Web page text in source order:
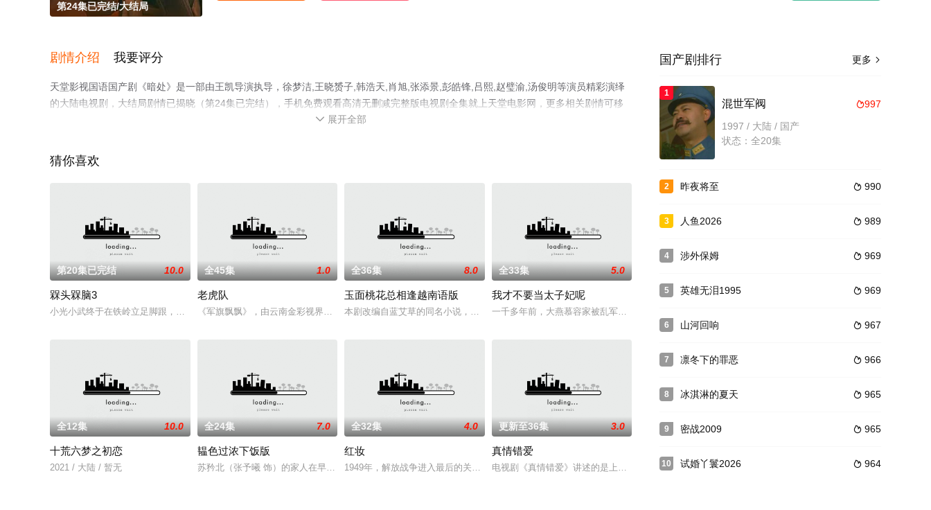
第24集已完结/大结局
剧情介绍 我要评分
天堂影视国语国产剧《暗处》是一部由王凯导演执导，徐梦洁,王晓赟子,韩浩天,肖旭,张添景,彭皓锋,吕熙,赵璧渝,汤俊明等演员精彩演绎
的大陆电视剧，大结局剧情已揭晓（第24集已完结），手机免费观看高清无删减完整版电视剧全集就上天堂电影网，更多相关剧情可移
 展开全部
猜你喜欢
第20集已完结 10.0
槑头槑脑3
小光小武终于在铁岭立足脚跟，但是小光却有了新的苦恼，他想要凭自己本事攒钱给小惠一个梦幻的婚礼。小光绞尽脑汁想挣钱的办法，紧急关头却都能遇到各种倒
全45集 1.0
老虎队
《军旗飘飘》，由云南金彩视界影业有限公司、浙江力天影视有限公司制作出品的电视剧，由陈健执导，李健，王珂 ，王新军 ，韩宇辰 ，李牵 ，张子君主演
全36集 8.0
玉面桃花总相逢越南语版
本剧改编自蓝艾草的同名小说，许清嘉自幼父母双亡，寒门苦读成榜眼，与世交胡家的小女胡娇喜结连理。胡娇虽然出身屠户家，不通文墨，但性
全33集 5.0
我才不要当太子妃呢
一千多年前，大燕慕容家被乱军追杀，慕容曦逃亡至禁地时，时空隧道打开，仆人王鹏为救主子而将他推进时
全12集 10.0
十荒六梦之初恋
2021 / 大陆 / 暂无
全24集 7.0
韫色过浓下饭版
苏矜北（张予曦 饰）的家人在早年间就替她定下了婚约，然而个性倔强的苏矜北不愿意顺从父母的安排，果断逃婚了。可之后没多久，她便因为一场意外的车祸而
全32集 4.0
红妆
1949年，解放战争进入最后的关键时刻，随着中国人民解放军的逼近，国民党仓皇百逃台湾。国民党国防部保密局直属特别勤务处少校参谋邓家骥
更新至36集 3.0
真情错爱
电视剧《真情错爱》讲述的是上世纪80年代纺织女工的生活和情感故事，通过三个性格鲜活、命运坎坷的年轻
更多 
国产剧排行
1
997
混世军阀
1997 / 大陆 / 国产
状态：全20集
2  990
昨夜将至
3  989
人鱼2026
4  969
涉外保姆
5  969
英雄无泪1995
6  967
山河回响
7  966
凛冬下的罪恶
8  965
冰淇淋的夏天
9  965
密战2009
10  964
试婚丫鬟2026